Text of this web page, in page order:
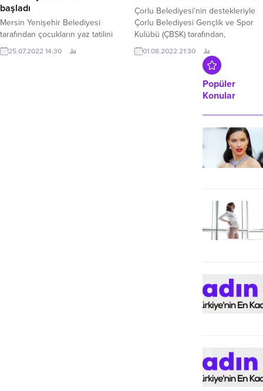
başladı
Mersin Yenişehir Belediyesi
tarafından çocukların yaz tatilini
verimli geçirebilmeleri amacıyla
verilen yüzme kursları başladı.
25.07.2022 14:30
Çorlu Belediyesi'nin destekleriyle
Çorlu Belediyesi Gençlik ve Spor
Kulübü (ÇBSK) tarafından,
geçtiğimiz yıl yitirdiğimiz değerli
sporcu Ziya Berhan Kılıç anısına bu
yıl ikinci kez düzenlenen ve üç gün
süren "Ziya Berhan Kılıç 3x3 Sokak
Basketbol Turnuvası" sona erdi.
01.08.2022 21:30
Popüler
Konular